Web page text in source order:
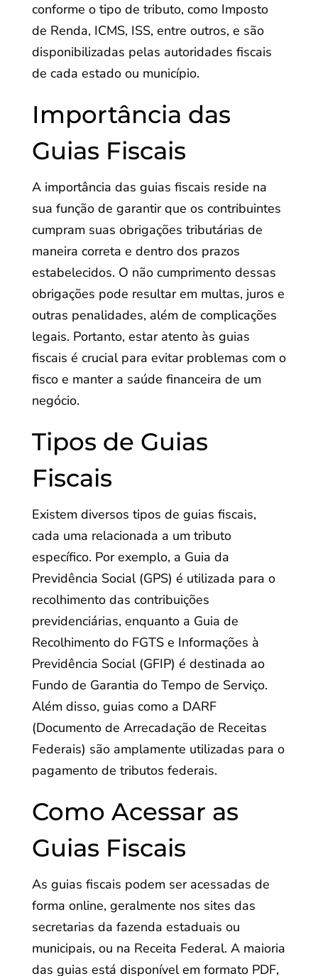
conforme o tipo de tributo, como Imposto
de Renda, ICMS, ISS, entre outros, e são
disponibilizadas pelas autoridades fiscais
de cada estado ou município.
Importância das
Guias Fiscais
A importância das guias fiscais reside na
sua função de garantir que os contribuintes
cumpram suas obrigações tributárias de
maneira correta e dentro dos prazos
estabelecidos. O não cumprimento dessas
obrigações pode resultar em multas, juros e
outras penalidades, além de complicações
legais. Portanto, estar atento às guias
fiscais é crucial para evitar problemas com o
fisco e manter a saúde financeira de um
negócio.
Tipos de Guias
Fiscais
Existem diversos tipos de guias fiscais,
cada uma relacionada a um tributo
específico. Por exemplo, a Guia da
Previdência Social (GPS) é utilizada para o
recolhimento das contribuições
previdenciárias, enquanto a Guia de
Recolhimento do FGTS e Informações à
Previdência Social (GFIP) é destinada ao
Fundo de Garantia do Tempo de Serviço.
Além disso, guias como a DARF
(Documento de Arrecadação de Receitas
Federais) são amplamente utilizadas para o
pagamento de tributos federais.
Como Acessar as
Guias Fiscais
As guias fiscais podem ser acessadas de
forma online, geralmente nos sites das
secretarias da fazenda estaduais ou
municipais, ou na Receita Federal. A maioria
das guias está disponível em formato PDF,